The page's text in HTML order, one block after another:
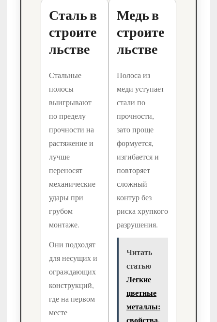
Сталь в
строите
льстве
Стальные
полосы
выигрывают
по пределу
прочности на
растяжение и
лучше
переносят
механические
удары при
грубом
монтаже.
Они подходят
для несущих и
ограждающих
конструкций,
где на первом
месте
Медь в
строите
льстве
Полоса из
меди уступает
стали по
прочности,
зато проще
формуется,
изгибается и
повторяет
сложный
контур без
риска хрупкого
разрушения.
Читать
статью
Легкие
цветные
металлы:
свойства,